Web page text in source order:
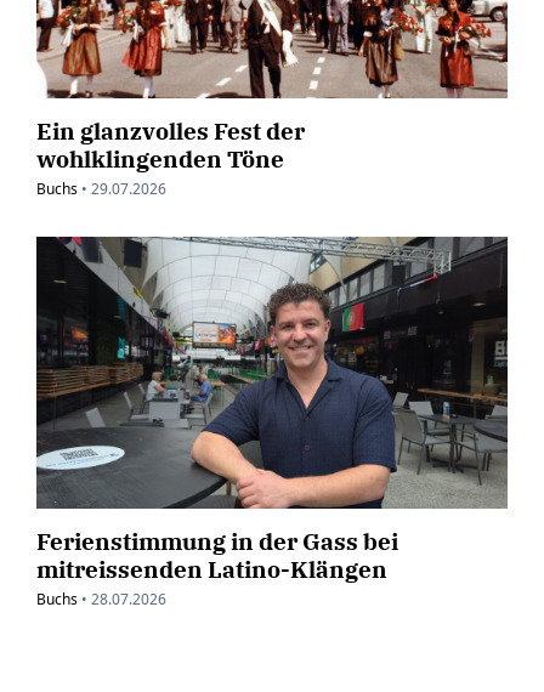
Ein glanzvolles Fest der
wohlklingenden Töne
Buchs • 29.07.2026
Ferienstimmung in der Gass bei
mitreissenden Latino-Klängen
Buchs • 28.07.2026